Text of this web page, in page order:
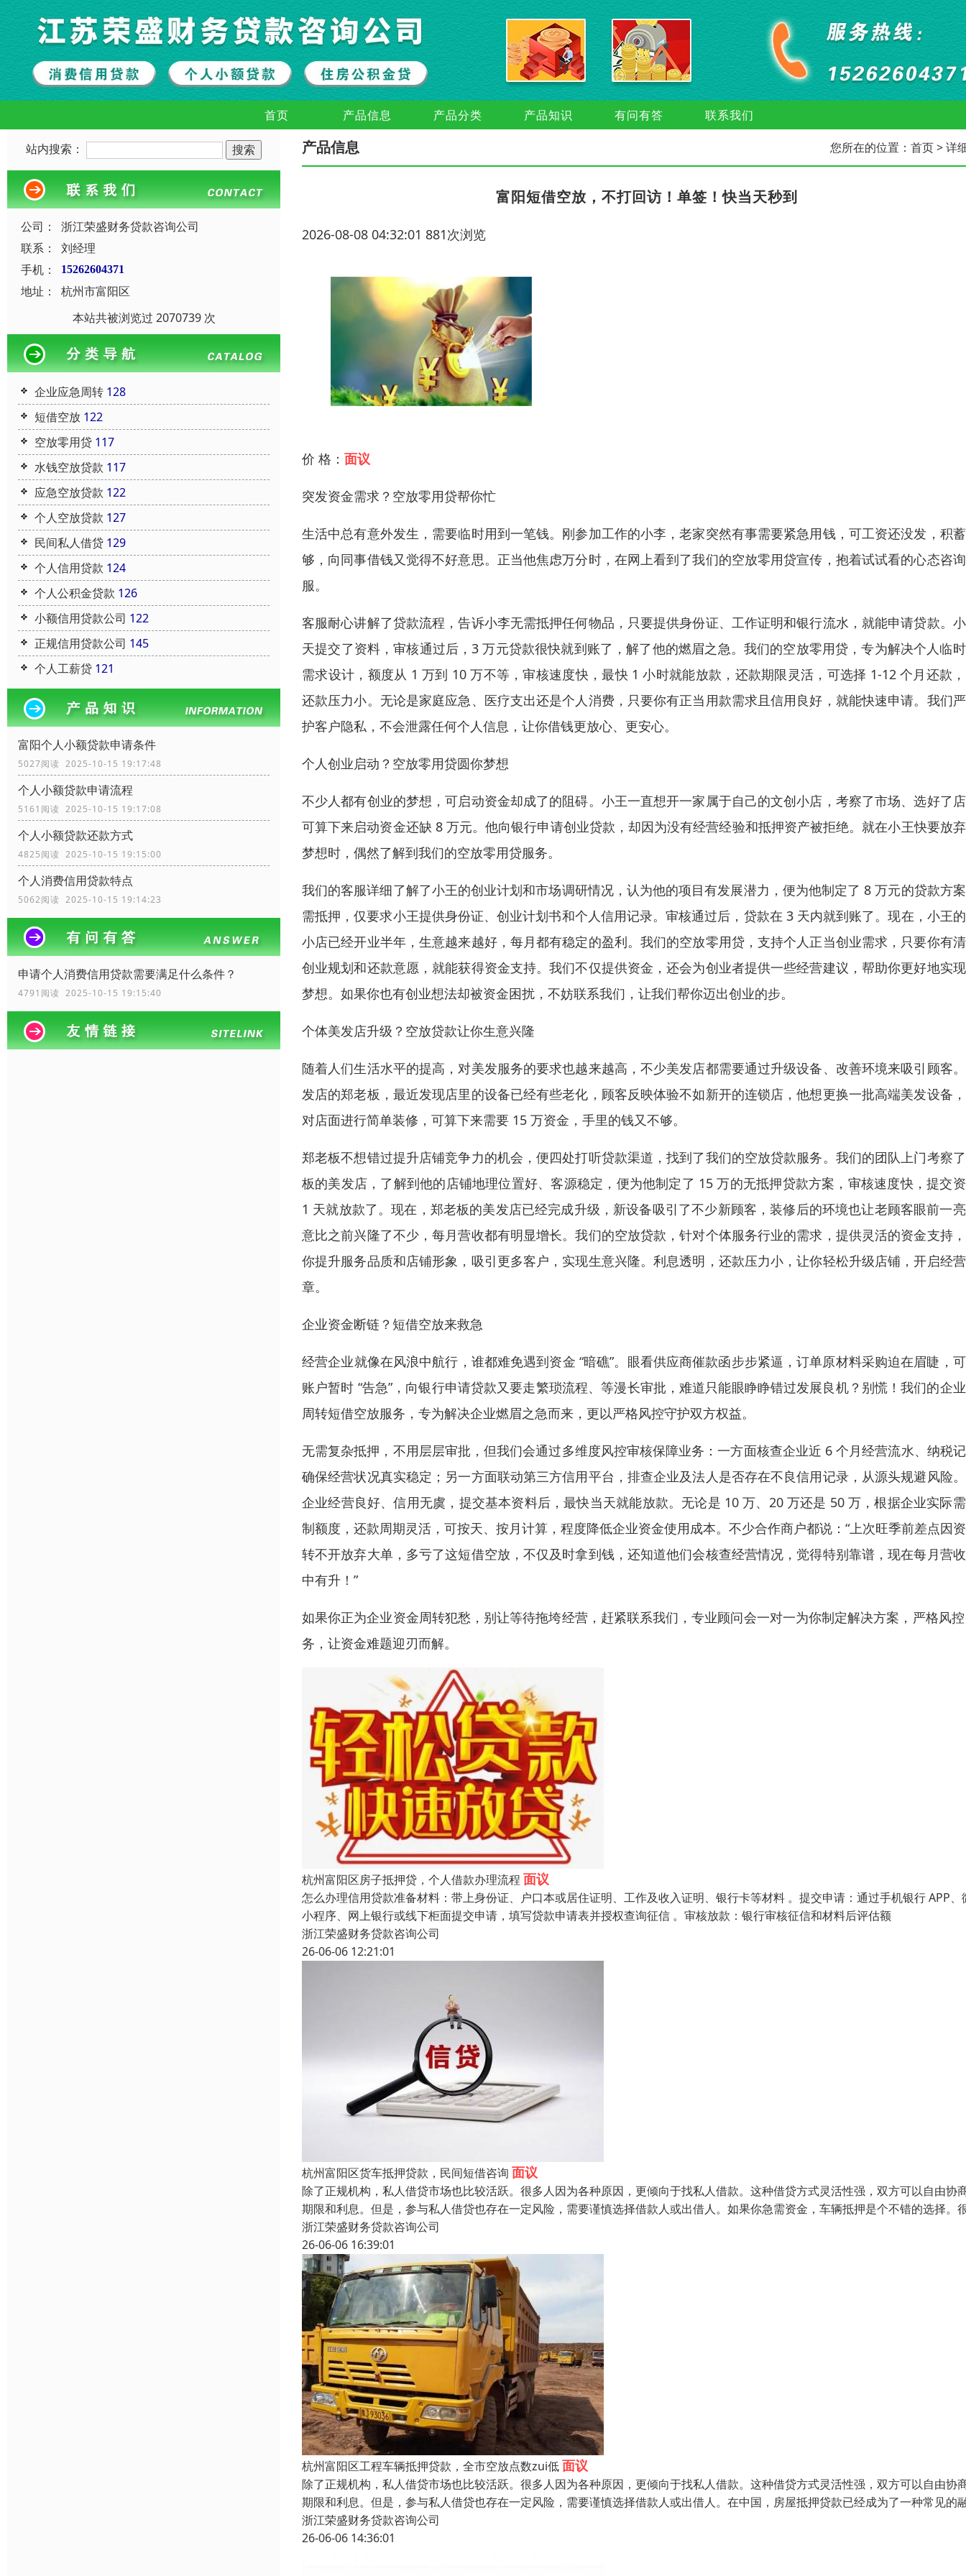
首页 产品信息 产品分类 产品知识 有问有答 联系我们
站内搜索：
公司：
浙江荣盛财务贷款咨询公司
联系：
刘经理
手机：
15262604371
地址：
杭州市富阳区
本站共被浏览过 2070739 次
企业应急周转 128
短借空放 122
空放零用贷 117
水钱空放贷款 117
应急空放贷款 122
个人空放贷款 127
民间私人借贷 129
个人信用贷款 124
个人公积金贷款 126
小额信用贷款公司 122
正规信用贷款公司 145
个人工薪贷 121
富阳个人小额贷款申请条件
5027阅读 2025-10-15 19:17:48
个人小额贷款申请流程
5161阅读 2025-10-15 19:17:08
个人小额贷款还款方式
4825阅读 2025-10-15 19:15:00
个人消费信用贷款特点
5062阅读 2025-10-15 19:14:23
申请个人消费信用贷款需要满足什么条件？
4791阅读 2025-10-15 19:15:40
产品信息 您所在的位置： 首页> 详
富阳短借空放，不打回访！单签！快当天秒到
2026-08-08 04:32:01 881次浏览
价 格： 面议
突发资金需求？空放零用贷帮你忙​
生活中总有意外发生，需要临时用到一笔钱。刚参加工作的小李，老家突然有事需要紧急用钱，可工资还没发，积
够，向同事借钱又觉得不好意思。正当他焦虑万分时，在网上看到了我们的空放零用贷宣传，抱着试试看的心态咨
服。​
客服耐心讲解了贷款流程，告诉小李无需抵押任何物品，只要提供身份证、工作证明和银行流水，就能申请贷款。
天提交了资料，审核通过后，3 万元贷款很快就到账了，解了他的燃眉之急。我们的空放零用贷，专为解决个人临
需求设计，额度从 1 万到 10 万不等，审核速度快，最快 1 小时就能放款，还款期限灵活，可选择 1-12 个月还款
还款压力小。无论是家庭应急、医疗支出还是个人消费，只要你有正当用款需求且信用良好，就能快速申请。我们
护客户隐私，不会泄露任何个人信息，让你借钱更放心、更安心。
个人创业启动？空放零用贷圆你梦想​
不少人都有创业的梦想，可启动资金却成了的阻碍。小王一直想开一家属于自己的文创小店，考察了市场、选好了
可算下来启动资金还缺 8 万元。他向银行申请创业贷款，却因为没有经营经验和抵押资产被拒绝。就在小王快要放
梦想时，偶然了解到我们的空放零用贷服务。​
我们的客服详细了解了小王的创业计划和市场调研情况，认为他的项目有发展潜力，便为他制定了 8 万元的贷款方
需抵押，仅要求小王提供身份证、创业计划书和个人信用记录。审核通过后，贷款在 3 天内就到账了。现在，小王
小店已经开业半年，生意越来越好，每月都有稳定的盈利。我们的空放零用贷，支持个人正当创业需求，只要你有
创业规划和还款意愿，就能获得资金支持。我们不仅提供资金，还会为创业者提供一些经营建议，帮助你更好地实
梦想。如果你也有创业想法却被资金困扰，不妨联系我们，让我们帮你迈出创业的步。
个体美发店升级？空放贷款让你生意兴隆​
随着人们生活水平的提高，对美发服务的要求也越来越高，不少美发店都需要通过升级设备、改善环境来吸引顾客
发店的郑老板，最近发现店里的设备已经有些老化，顾客反映体验不如新开的连锁店，他想更换一批高端美发设备
对店面进行简单装修，可算下来需要 15 万资金，手里的钱又不够。​
郑老板不想错过提升店铺竞争力的机会，便四处打听贷款渠道，找到了我们的空放贷款服务。我们的团队上门考察
板的美发店，了解到他的店铺地理位置好、客源稳定，便为他制定了 15 万的无抵押贷款方案，审核速度快，提交
1 天就放款了。现在，郑老板的美发店已经完成升级，新设备吸引了不少新顾客，装修后的环境也让老顾客眼前一
意比之前兴隆了不少，每月营收都有明显增长。我们的空放贷款，针对个体服务行业的需求，提供灵活的资金支持
你提升服务品质和店铺形象，吸引更多客户，实现生意兴隆。利息透明，还款压力小，让你轻松升级店铺，开启经
章。
企业资金断链？短借空放来救急​
经营企业就像在风浪中航行，谁都难免遇到资金 “暗礁”。眼看供应商催款函步步紧逼，订单原材料采购迫在眉睫，
账户暂时 “告急”，向银行申请贷款又要走繁琐流程、等漫长审批，难道只能眼睁睁错过发展良机？别慌！我们的企
周转短借空放服务，专为解决企业燃眉之急而来，更以严格风控守护双方权益。​
无需复杂抵押，不用层层审批，但我们会通过多维度风控审核保障业务：一方面核查企业近 6 个月经营流水、纳税
确保经营状况真实稳定；另一方面联动第三方信用平台，排查企业及法人是否存在不良信用记录，从源头规避风险
企业经营良好、信用无虞，提交基本资料后，最快当天就能放款。无论是 10 万、20 万还是 50 万，根据企业实际
制额度，还款周期灵活，可按天、按月计算，程度降低企业资金使用成本。不少合作商户都说：“上次旺季前差点因
转不开放弃大单，多亏了这短借空放，不仅及时拿到钱，还知道他们会核查经营情况，觉得特别靠谱，现在每月营
中有升！”​
如果你正为企业资金周转犯愁，别让等待拖垮经营，赶紧联系我们，专业顾问会一对一为你制定解决方案，严格风
务，让资金难题迎刃而解。
杭州富阳区房子抵押贷，个人借款办理流程 面议
怎么办理信用贷款‌准备材料‌：带上身份证、户口本或居住证明、工作及收入证明、银行卡等材料 。‌提交申请‌：通过手机银行 APP、
小程序、网上银行或线下柜面提交申请，填写贷款申请表并授权查询征信 。‌审核放款‌：银行审核征信和材料后评估额
浙江荣盛财务贷款咨询公司
26-06-06 12:21:01
杭州富阳区货车抵押贷款，民间短借咨询 面议
除了正规机构，私人借贷市场也比较活跃。很多人因为各种原因，更倾向于找私人借款。这种借贷方式灵活性强，双方可以自由协
期限和利息。但是，参与私人借贷也存在一定风险，需要谨慎选择借款人或出借人。如果你急需资金，车辆抵押是个不错的选择。
浙江荣盛财务贷款咨询公司
26-06-06 16:39:01
杭州富阳区工程车辆抵押贷款，全市空放点数zui低面议
除了正规机构，私人借贷市场也比较活跃。很多人因为各种原因，更倾向于找私人借款。这种借贷方式灵活性强，双方可以自由协
期限和利息。但是，参与私人借贷也存在一定风险，需要谨慎选择借款人或出借人。在中国，房屋抵押贷款已经成为了一种常见的
浙江荣盛财务贷款咨询公司
26-06-06 14:36:01